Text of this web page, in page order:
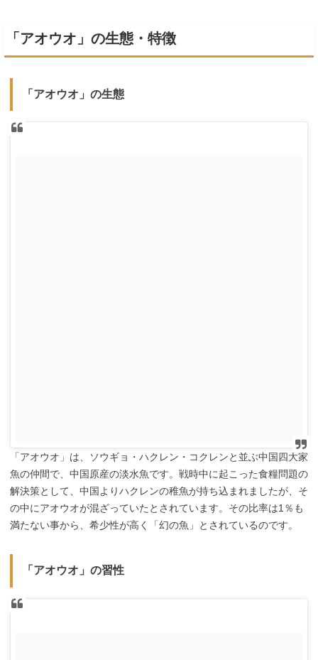
「アオウオ」の生態・特徴
「アオウオ」の生態
「アオウオ」は、ソウギョ・ハクレン・コクレンと並ぶ中国四大家
魚の仲間で、中国原産の淡水魚です。戦時中に起こった食糧問題の
解決策として、中国よりハクレンの稚魚が持ち込まれましたが、そ
の中にアオウオが混ざっていたとされています。その比率は1％も
満たない事から、希少性が高く「幻の魚」とされているのです。
「アオウオ」の習性